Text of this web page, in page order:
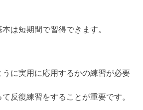
は短期間で習得できます。
に実用に応用するかの練習が必要
反復練習をすることが重要です。